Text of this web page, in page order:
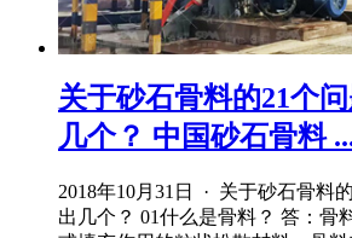
关于砂石骨料的21个
几个？ 中国砂石骨料
2018年10月31日 · 关于砂石骨料
出几个？ 01什么是骨料？ 答：骨